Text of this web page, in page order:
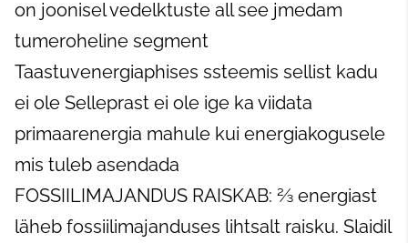
FOSSIILIMAJANDUS RAISKAB: ⅔ energiast
läheb fossiilimajanduses lihtsalt raisku. Slaidil